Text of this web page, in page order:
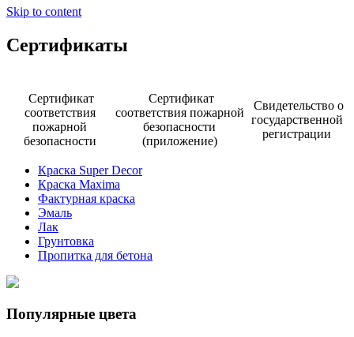
Skip to content
Сертификаты
Сертификат
соответствия
пожарной
безопасности
Сертификат
соответствия пожарной
безопасности
(приложение)
Свидетельство о
государственной
регистрации
Краска Super Decor
Краска Maxima
Фактурная краска
Эмаль
Лак
Грунтовка
Пропитка для бетона
Популярные цвета